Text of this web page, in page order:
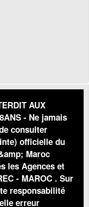
AUX
- Ne jamais
consulter
officielle du
Maroc
les Agences et
- MAROC . Sur
responsabilité
erreur